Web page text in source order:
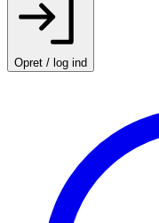
Opret / log ind